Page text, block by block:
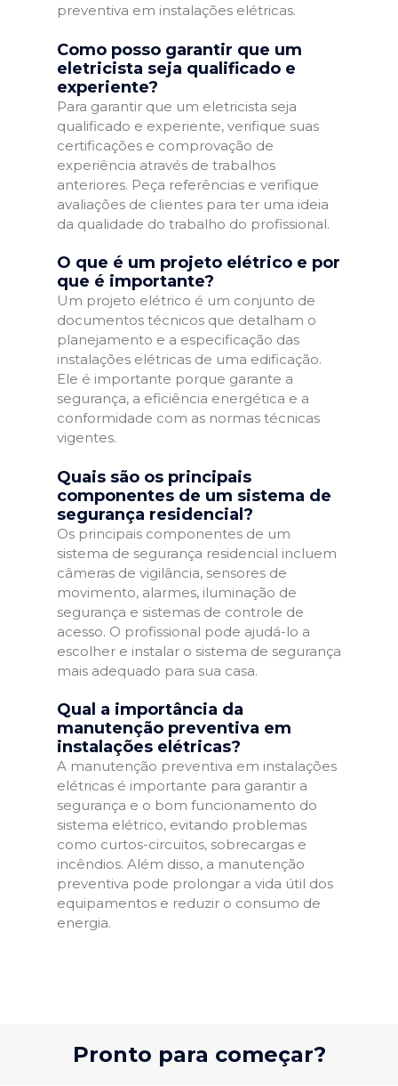
preventiva em instalações elétricas.
Como posso garantir que um
eletricista seja qualificado e
experiente?
Para garantir que um eletricista seja
qualificado e experiente, verifique suas
certificações e comprovação de
experiência através de trabalhos
anteriores. Peça referências e verifique
avaliações de clientes para ter uma ideia
da qualidade do trabalho do profissional.
O que é um projeto elétrico e por
que é importante?
Um projeto elétrico é um conjunto de
documentos técnicos que detalham o
planejamento e a especificação das
instalações elétricas de uma edificação.
Ele é importante porque garante a
segurança, a eficiência energética e a
conformidade com as normas técnicas
vigentes.
Quais são os principais
componentes de um sistema de
segurança residencial?
Os principais componentes de um
sistema de segurança residencial incluem
câmeras de vigilância, sensores de
movimento, alarmes, iluminação de
segurança e sistemas de controle de
acesso. O profissional pode ajudá-lo a
escolher e instalar o sistema de segurança
mais adequado para sua casa.
Qual a importância da
manutenção preventiva em
instalações elétricas?
A manutenção preventiva em instalações
elétricas é importante para garantir a
segurança e o bom funcionamento do
sistema elétrico, evitando problemas
como curtos-circuitos, sobrecargas e
incêndios. Além disso, a manutenção
preventiva pode prolongar a vida útil dos
equipamentos e reduzir o consumo de
energia.
Pronto para começar?